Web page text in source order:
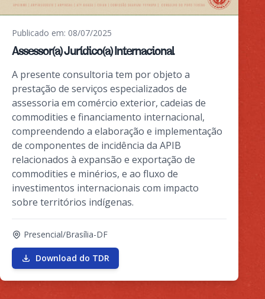
Publicado em: 08/07/2025
Assessor(a) Jurídico(a) Internacional
A presente consultoria tem por objeto a
prestação de serviços especializados de
assessoria em comércio exterior, cadeias de
commodities e financiamento internacional,
compreendendo a elaboração e implementação
de componentes de incidência da APIB
relacionados à expansão e exportação de
commodities e minérios, e ao fluxo de
investimentos internacionais com impacto
sobre territórios indígenas.
Presencial/Brasília-DF
Download do TDR